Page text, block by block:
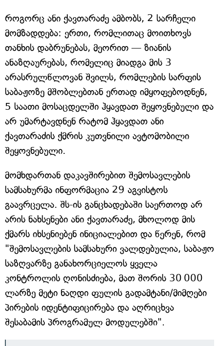
როგორც ანი ქავთარაძე ამბობს, 2 სარჩელი
მომზადდება: ერთი, რომლითაც მოითხოვს
თანხის დაბრუნებას, მეორით — ზიანის
ანაზღაურებას, რომელიც მიადგა მის 3
არასრულწლოვან შვილს, რომლების სარფის
საბაჟოზე მშობლებთან ერთად იმყოფებოდნენ,
5 საათი მოსაცდელში ჰყავდათ შეყოვნებული და
არ უმარტავდნენ რატომ ჰყავდათ ანი
ქავთარაძის ქმრის კუთვნილი ავტომობილი
შეყოვნებული.
მომხდართან დაკავშირებით შემოსავლების
სამსახურმა ინფორმაცია 29 აგვისტოს
გაავრცელა. შს-ის განცხადებაში საერთოდ არ
არის ნახსენები ანი ქავთარაძე, მხოლოდ მის
ქმარს იხსენიებენ ინიციალებით და წერენ, რომ
"შემოსავლების სამსახური ვალდებულია, საბაჟო
საზღვარზე განახორციელოს ყველა
კონტროლის ღონისძიება, მათ შორის 30 000
ლარზე მეტი ნაღდი ფულის გადამტანი/მიმღები
პირების იდენტიფიცირება და აღრიცხვა
შესაბამის პროგრამულ მოდულებში".